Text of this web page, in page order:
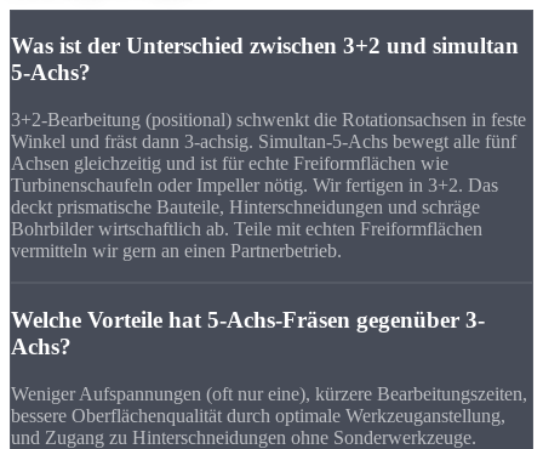
Was ist der Unterschied zwischen 3+2 und simultan
5-Achs?
3+2-Bearbeitung (positional) schwenkt die Rotationsachsen in feste
Winkel und fräst dann 3-achsig. Simultan-5-Achs bewegt alle fünf
Achsen gleichzeitig und ist für echte Freiformflächen wie
Turbinenschaufeln oder Impeller nötig. Wir fertigen in 3+2. Das
deckt prismatische Bauteile, Hinterschneidungen und schräge
Bohrbilder wirtschaftlich ab. Teile mit echten Freiformflächen
vermitteln wir gern an einen Partnerbetrieb.
Welche Vorteile hat 5-Achs-Fräsen gegenüber 3-
Achs?
Weniger Aufspannungen (oft nur eine), kürzere Bearbeitungszeiten,
bessere Oberflächenqualität durch optimale Werkzeuganstellung,
und Zugang zu Hinterschneidungen ohne Sonderwerkzeuge.